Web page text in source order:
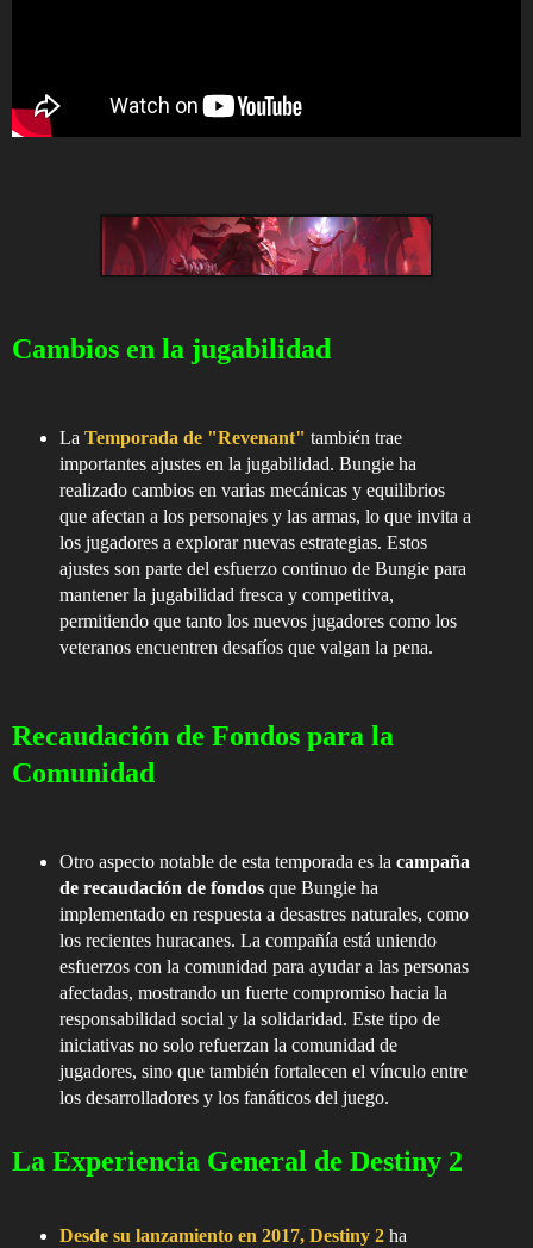
Cambios en la jugabilidad
La Temporada de "Revenant" también trae
importantes ajustes en la jugabilidad. Bungie ha
realizado cambios en varias mecánicas y equilibrios
que afectan a los personajes y las armas, lo que invita a
los jugadores a explorar nuevas estrategias. Estos
ajustes son parte del esfuerzo continuo de Bungie para
mantener la jugabilidad fresca y competitiva,
permitiendo que tanto los nuevos jugadores como los
veteranos encuentren desafíos que valgan la pena.
Recaudación de Fondos para la
Comunidad
Otro aspecto notable de esta temporada es la campaña
de recaudación de fondosque Bungie ha
implementado en respuesta a desastres naturales, como
los recientes huracanes. La compañía está uniendo
esfuerzos con la comunidad para ayudar a las personas
afectadas, mostrando un fuerte compromiso hacia la
responsabilidad social y la solidaridad. Este tipo de
iniciativas no solo refuerzan la comunidad de
jugadores, sino que también fortalecen el vínculo entre
los desarrolladores y los fanáticos del juego.
La Experiencia General de Destiny 2
Desde su lanzamiento en 2017, Destiny 2ha